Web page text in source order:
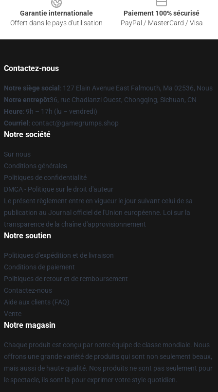
Garantie internationale
Offert dans le pays d'utilisation
Paiement 100% sécurisé
PayPal / MasterCard / Visa
Contactez-nous
Notre siège social : 127 Elain Avenue East Falmouth, Ma 02536, Nous
Notre entrepôt36, rue Chadianzi Ouest, Chongqing, Sichuan, CN
Heure: 9h – 17h (lu – vendredi)
Courriel : contact@gamegrumps.shop
Notre société
Sur nous
Conditions générales
Politiques de confidentialité
DMCA - Politique sur le droit d'auteur
Le présent règlement entre en vigueur le jour suivant celui de sa
publication au Journal officiel de l'Union européenne. Loi sur la
transparence de la chaîne d'approvisionnement
Notre soutien
Politiques d'expédition et de livraison
Conditions de paiement
Politiques de retour et de remboursement
Contactez-nous
Aide aux clients (FAQ)
Vente
Notre magasin
Chaque produit est conçu par notre équipe de classe mondiale. Nous
offrons une grande variété de produits qui sont non seulement beaux,
mais aussi de haute qualité. Nos produits ne sont pas seulement pour
le spectacle, ils sont là pour exprimer votre style quotidien.